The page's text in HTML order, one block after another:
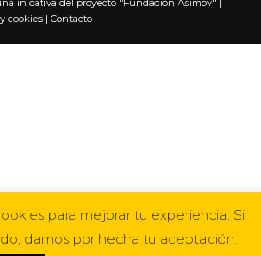
cookies | Contacto
para mejorar tu experiencia. Si
damos por hecha tu aceptación.